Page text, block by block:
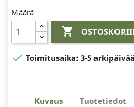
Määrä

 Toimitusaika: 3-5 arkipäivää
Kuvaus Tuotetiedot